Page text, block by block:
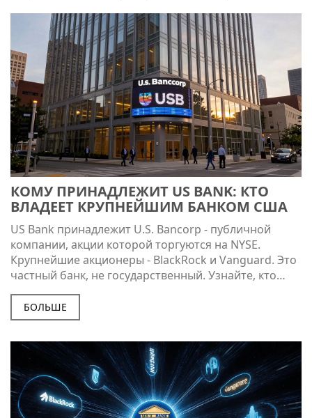
КОМУ ПРИНАДЛЕЖИТ US BANK: КТО
ВЛАДЕЕТ КРУПНЕЙШИМ БАНКОМ США
US Bank принадлежит U.S. Bancorp - публичной
компании, акции которой торгуются на NYSE.
Крупнейшие акционеры - BlackRock и Vanguard. Это
частный банк, не государственный. Узнайте, кто
реально управляет крупнейшим банком США.
БОЛЬШЕ